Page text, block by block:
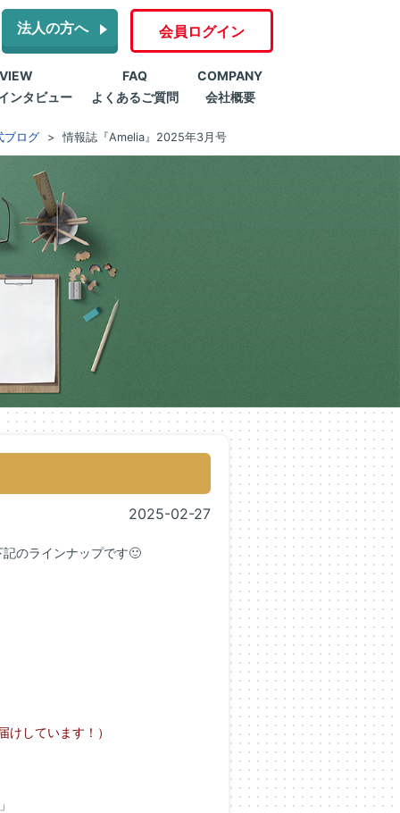
法人の方へ 会員ログイン
ンタビュー
FAQ
よくあるご質問
COMPANY
会社概要
ブログ 情報誌『Amelia』2025年3月号
2025-02-27
のラインナップです🙂
けしています！ ）